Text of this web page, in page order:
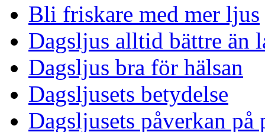
Bli friskare med mer ljus
Dagsljus alltid bättre än
Dagsljus bra för hälsan
Dagsljusets betydelse
Dagsljusets påverkan på